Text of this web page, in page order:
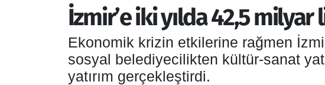
İzmir’e iki yılda 42,5 milyar
Ekonomik krizin etkilerine rağmen
sosyal belediyecilikten kültür-sanat
yatırım gerçekleştirdi.
EKONOMİ
SİYASET
İzmir Trafik Yoğunluk Haritası
Puan Durumu ve Fikstür
Tüm Manşetler